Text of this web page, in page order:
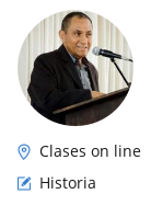
Clases on line
Historia